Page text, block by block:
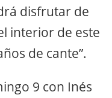
disfrutar de
interior de este
de cante”.
9 con Inés